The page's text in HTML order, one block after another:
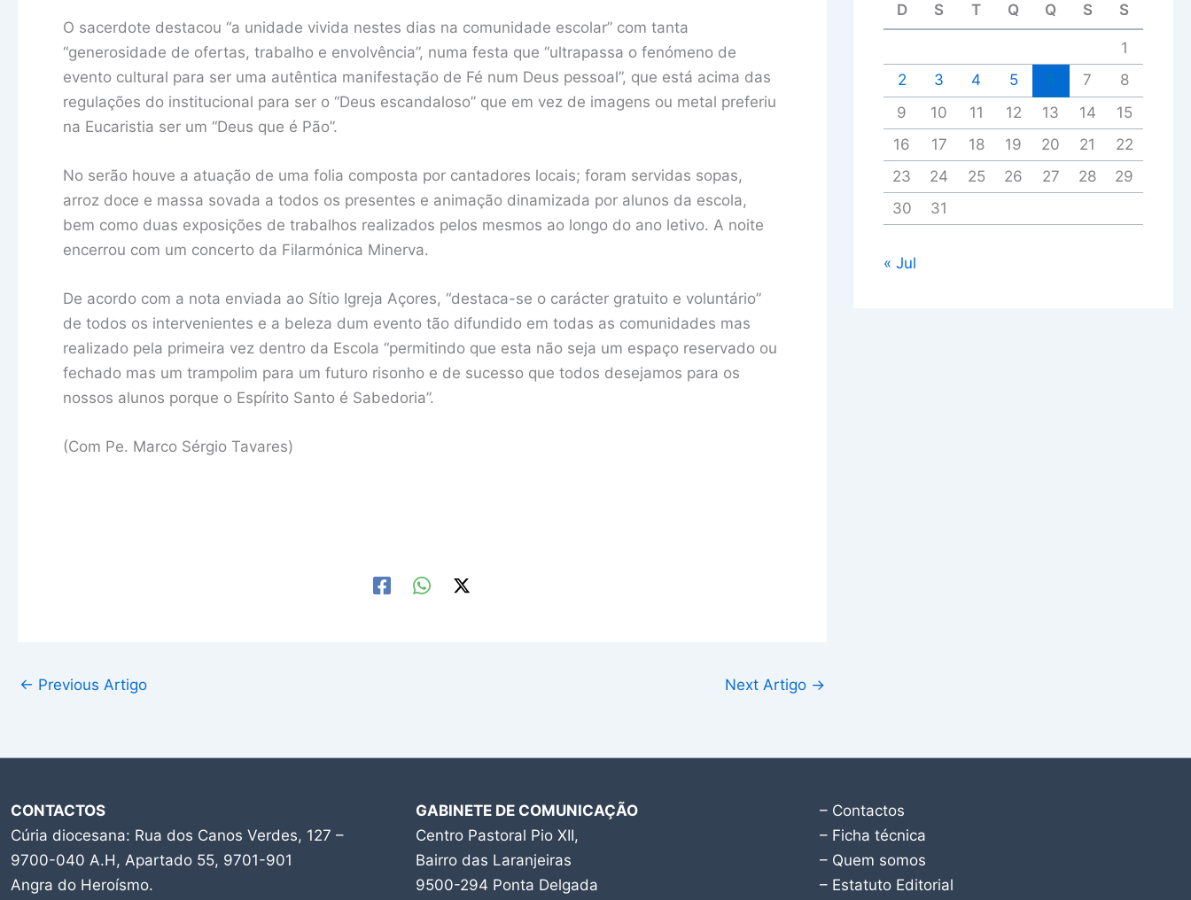
O sacerdote destacou “a unidade vivida nestes dias na comunidade escolar” com tanta
“generosidade de ofertas, trabalho e envolvência”, numa festa que “ultrapassa o fenómeno de
evento cultural para ser uma autêntica manifestação de Fé num Deus pessoal”, que está acima das
regulações do institucional para ser o “Deus escandaloso” que em vez de imagens ou metal preferiu
na Eucaristia ser um “Deus que é Pão”.
No serão houve a atuação de uma folia composta por cantadores locais; foram servidas sopas,
arroz doce e massa sovada a todos os presentes e animação dinamizada por alunos da escola,
bem como duas exposições de trabalhos realizados pelos mesmos ao longo do ano letivo. A noite
encerrou com um concerto da Filarmónica Minerva.
De acordo com a nota enviada ao Sítio Igreja Açores, “destaca-se o carácter gratuito e voluntário”
de todos os intervenientes e a beleza dum evento tão difundido em todas as comunidades mas
realizado pela primeira vez dentro da Escola “permitindo que esta não seja um espaço reservado ou
fechado mas um trampolim para um futuro risonho e de sucesso que todos desejamos para os
nossos alunos porque o Espírito Santo é Sabedoria”.
(Com Pe. Marco Sérgio Tavares)
← Previous Artigo Next Artigo →
D S T Q Q S S
1
2
3 4 5 7
8
9
10 11 12 13 14
15
16
17 18 19 20 21
22
23
24 25 26 27 28
29
30
31
« Jul
CONTACTOS
Cúria diocesana: Rua dos Canos Verdes, 127 –
9700-040 A.H, Apartado 55, 9701-901
Angra do Heroísmo.
GABINETE DE COMUNICAÇÃO
Centro Pastoral Pio XII,
Bairro das Laranjeiras
9500-294 Ponta Delgada
– Contactos
– Ficha técnica
– Quem somos
– Estatuto Editorial